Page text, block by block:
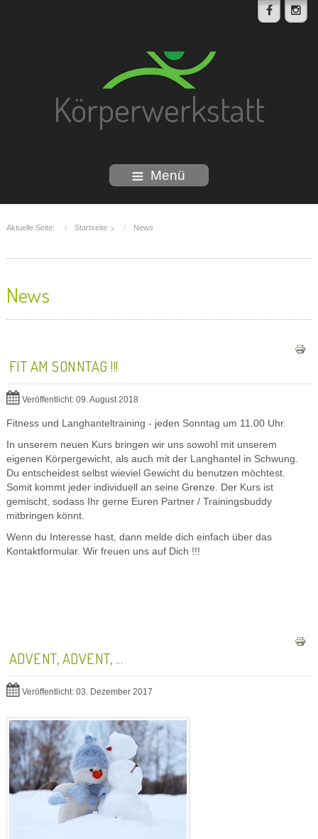
Körperwerkstatt
Menü
Aktuelle Seite: Startseite News
News
FIT AM SONNTAG !!!
Veröffentlicht: 09. August 2018
Fitness und Langhanteltraining - jeden Sonntag um 11.00 Uhr.
In unserem neuen Kurs bringen wir uns sowohl mit unserem
eigenen Körpergewicht, als auch mit der Langhantel in Schwung.
Du entscheidest selbst wieviel Gewicht du benutzen möchtest.
Somit kommt jeder individuell an seine Grenze. Der Kurs ist
gemischt, sodass Ihr gerne Euren Partner / Trainingsbuddy
mitbringen könnt.
Wenn du Interesse hast, dann melde dich einfach über das
Kontaktformular. Wir freuen uns auf Dich !!!
ADVENT, ADVENT, ...
Veröffentlicht: 03. Dezember 2017